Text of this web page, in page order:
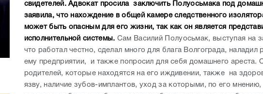
свидетелей. Адвокат просила заключить Полуосьмака под
заявила, что нахождение в общей камере следственного
может быть опасным для его жизни, так как он является
исполнительной системы. Сам Василий Полуосьмак, выступая на
что работал честно, сделал много для блага Волгограда, наладил
ему предприятии, и также попросил для себя домашнего ареста.
родителей, которые находятся на его иждивении, также на
язву, наличие зубов-имплантов, уход за которыми, по его мнению,